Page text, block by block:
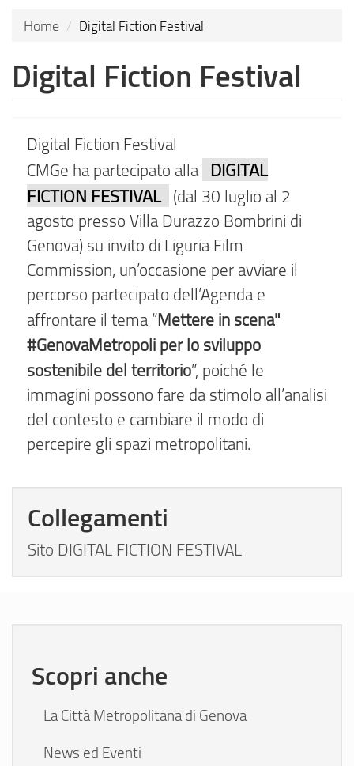
Home Digital Fiction Festival
Digital Fiction Festival
Digital Fiction Festival
CMGe ha partecipato alla
DIGITAL
FICTION FESTIVAL (dal 30 luglio al 2
agosto presso Villa Durazzo Bombrini di
Genova) su invito di Liguria Film
Commission, un’occasione per avviare il
percorso partecipato dell’Agenda e
affrontare il tema “Mettere in scena"
#GenovaMetropoli per lo sviluppo
sostenibile del territorio”, poiché le
immagini possono fare da stimolo all’analisi
del contesto e cambiare il modo di
percepire gli spazi metropolitani.
Collegamenti
Sito DIGITAL FICTION FESTIVAL
Scopri anche
La Città Metropolitana di Genova
News ed Eventi